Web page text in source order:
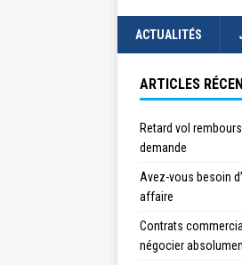
ACTUALITÉS
ARTICLES
Retard vol
demande
Avez-vous besoin
affaire
Contrats
négocier